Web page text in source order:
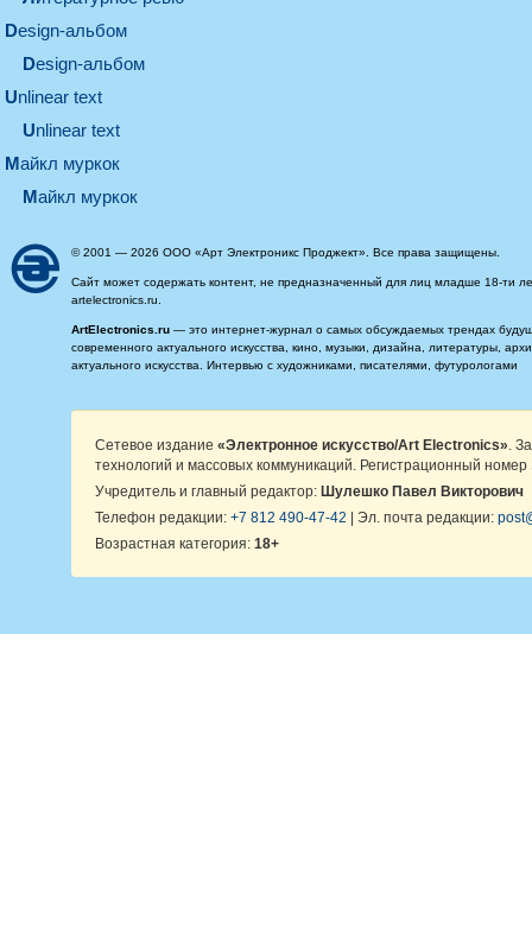
design-альбом
design-альбом
unlinear text
Unlinear text
майкл муркок
майкл муркок
© 2001 — 2026 ООО «Арт Электроникс Проджект». Все права защищены.
Сайт может содержать контент, не предназначенный для лиц младше 18-ти
artelectronics.ru.
ArtElectronics.ru — это интернет-журнал о самых обсуждаемых трендах
современного актуального искусства, кино, музыки, дизайна, литературы,
актуального искусства. Интервью с художниками, писателями, футурологами
Сетевое издание «Электронное искусство/Art Electronics» .
технологий и массовых коммуникаций. Регистрационный
Учредитель и главный редактор: Шулешко Павел Викторович
Телефон редакции: +7 812 490-47-42 | Эл. почта редакции:
Возрастная категория: 18+